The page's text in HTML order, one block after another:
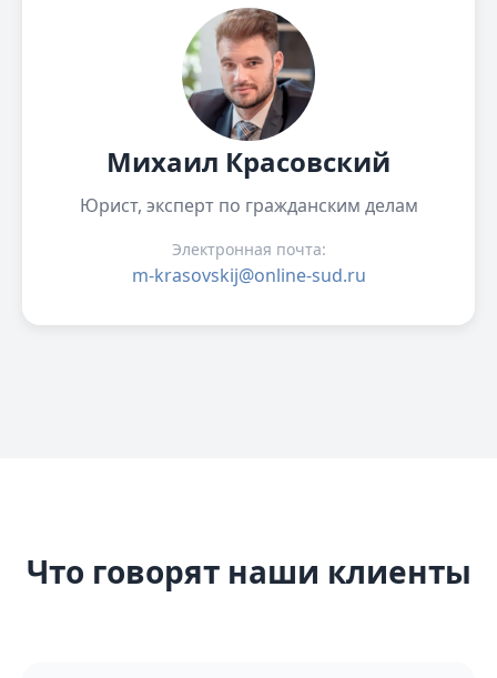
Михаил Красовский
Юрист, эксперт по гражданским делам
Электронная почта:
m-krasovskij@online-sud.ru
Что говорят наши клиенты